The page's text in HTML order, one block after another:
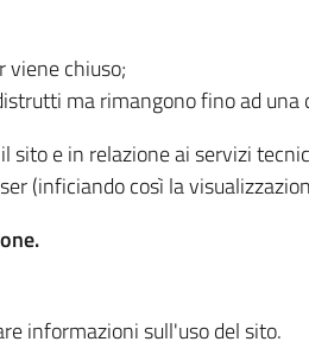
viene chiuso;
ma rimangono fino ad una
sito e in relazione ai servizi
(inficiando così la
informazioni sull'uso del sito.